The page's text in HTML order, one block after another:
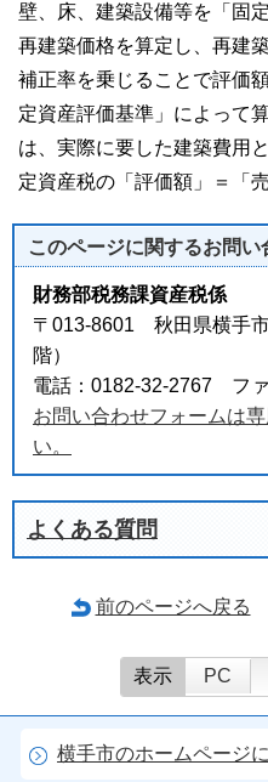
壁、床、建築設備等を「固
再建築価格を算定し、再建
補正率を乗じることで評価
定資産評価基準」によって
は、実際に要した建築費用
定資産税の「評価額」＝「
このページに関するお問い
財務部税務課資産税係
〒013-8601 秋田県横手
階）
電話：0182-32-2767 フ
お問い合わせフォームは
い。
よくある質問
前のページへ戻る
表示 PC
横手市のホームページ